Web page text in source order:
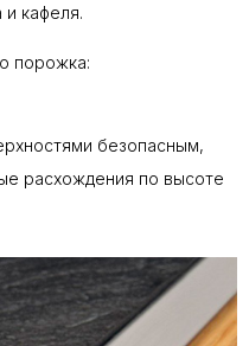
и кафеля.
порожка:
безопасным,
расхождения по высоте